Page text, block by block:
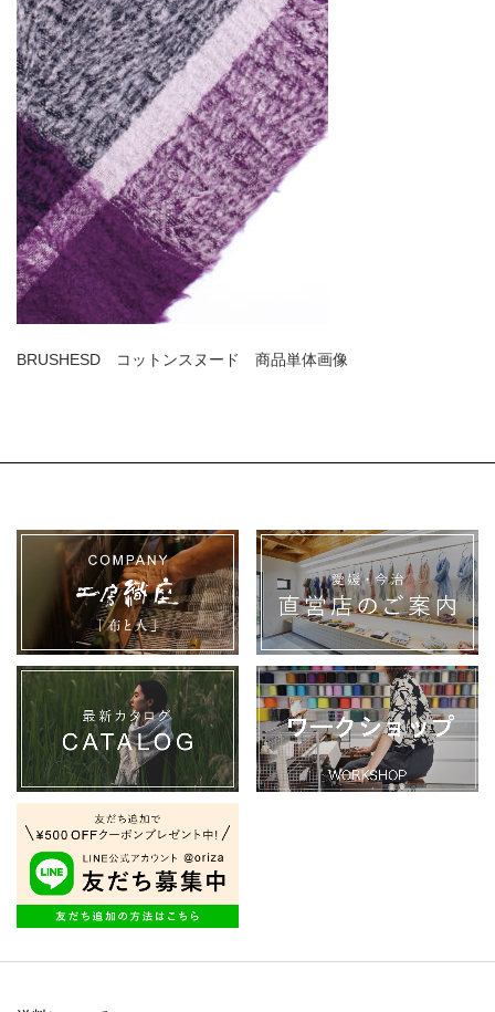
BRUSHESD コットンスヌード 商品単体画像